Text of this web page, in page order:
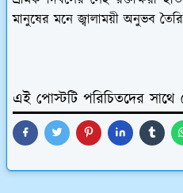
মানুষের মনে জ্বালাময়ী অনুভব
এই পোস্টটি পরিচিতদের